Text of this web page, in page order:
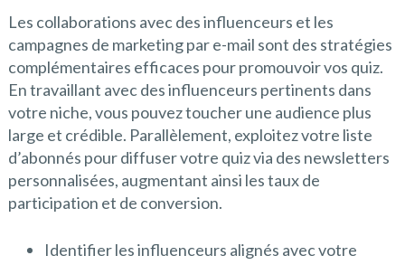
Les collaborations avec des influenceurs et les
campagnes de marketing par e-mail sont des stratégies
complémentaires efficaces pour promouvoir vos quiz.
En travaillant avec des influenceurs pertinents dans
votre niche, vous pouvez toucher une audience plus
large et crédible. Parallèlement, exploitez votre liste
d’abonnés pour diffuser votre quiz via des newsletters
personnalisées, augmentant ainsi les taux de
participation et de conversion.
Identifier les influenceurs alignés avec votre